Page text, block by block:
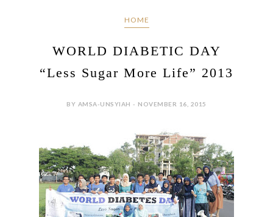
HOME
WORLD DIABETIC DAY
“Less Sugar More Life” 2013
BY AMSA-UNSYIAH - NOVEMBER 16, 2015